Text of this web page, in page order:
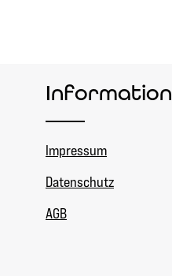
Information
Impressum
Datenschutz
AGB